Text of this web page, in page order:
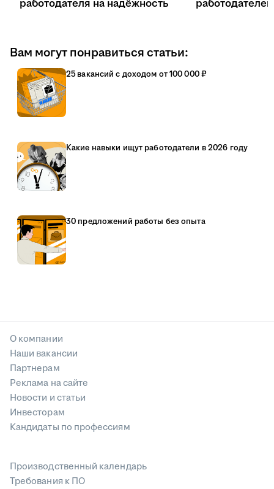
работодателя на надёжность
Вам могут понравиться статьи:
25 вакансий с доходом от 100 000 ₽
Какие навыки ищут работодатели в 2026 году
30 предложений работы без опыта
О компании
Наши вакансии
Партнерам
Реклама на сайте
Новости и статьи
Инвесторам
Кандидаты по профессиям
Производственный календарь
Требования к ПО